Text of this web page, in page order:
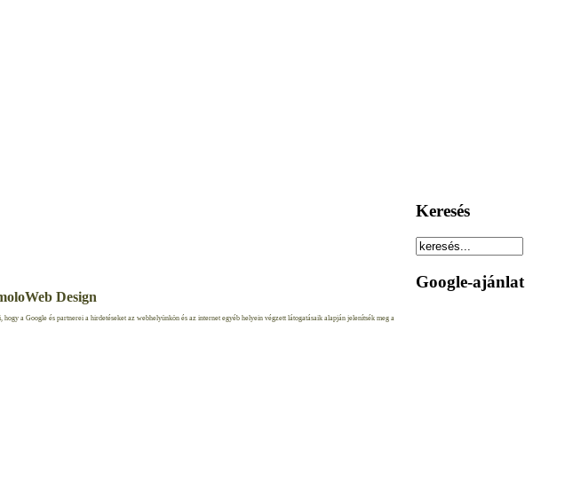
Keresés
Google-ajánlat
Design
a Google és partnerei a hirdetéseket az webhelyünkön és az internet egyéb helyein végzett látogatásaik alapján jelenítsék meg a